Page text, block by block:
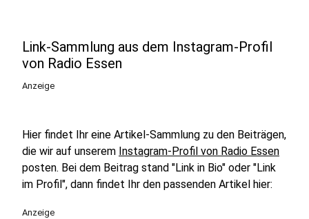
Link-Sammlung aus dem Instagram-Profil
von Radio Essen
Anzeige
Hier findet Ihr eine Artikel-Sammlung zu den Beiträgen,
die wir auf unserem Instagram-Profil von Radio Essen
posten. Bei dem Beitrag stand "Link in Bio" oder "Link
im Profil", dann findet Ihr den passenden Artikel hier:
Anzeige